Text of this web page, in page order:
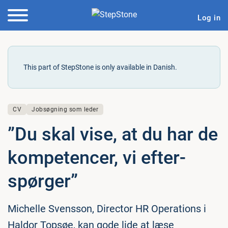
Log in
This part of StepStone is only available in Danish.
CV Jobsøgning som leder
”Du skal vise, at du har de
kom­pe­ten­cer, vi ef­ter­
spør­ger”
Michelle Svensson, Director HR Operations i
Haldor Topsøe, kan gode lide at læse